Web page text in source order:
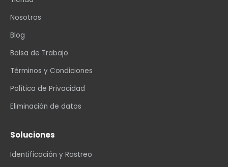
Nosotros
Blog
Bolsa de Trabajo
Términos y Condiciones
Política de Privacidad
Eliminación de datos
Soluciones
Identificación y Rastreo